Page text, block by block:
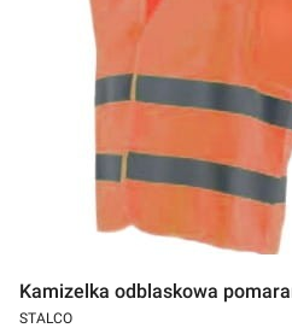
Kamizelka odblaskowa
STALCO